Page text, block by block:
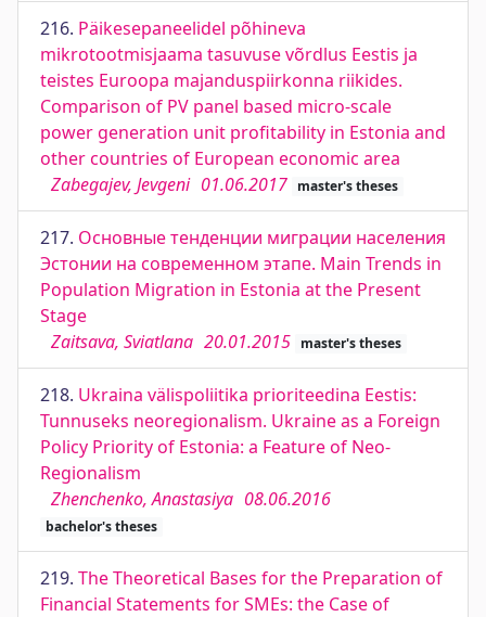
216. Päikesepaneelidel põhineva
mikrotootmisjaama tasuvuse võrdlus Eestis ja
teistes Euroopa majanduspiirkonna riikides.
Comparison of PV panel based micro-scale
power generation unit profitability in Estonia and
other countries of European economic area
Zabegajev, Jevgeni 01.06.2017 master's theses
217. Основные тенденции миграции населения
Эстонии на современном этапе. Main Trends in
Population Migration in Estonia at the Present
Stage
Zaitsava, Sviatlana 20.01.2015 master's theses
218. Ukraina välispoliitika prioriteedina Eestis:
Tunnuseks neoregionalism. Ukraine as a Foreign
Policy Priority of Estonia: a Feature of Neo-
Regionalism
Zhenchenko, Anastasiya 08.06.2016
bachelor's theses
219. The Theoretical Bases for the Preparation of
Financial Statements for SMEs: the Case of